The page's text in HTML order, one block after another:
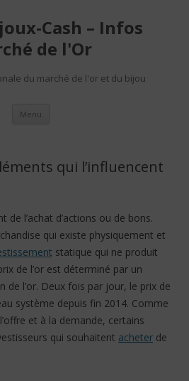
Cash – Infos
de l'Or
du marché de l'or et du bijou
Menu
qui l’influencent
de l’achat d’actions ou de bons.
qui existe physiquement et
statique qui ne produit
de l’or est déterminé par un
de l’or. Deux fois par jour, le prix de
système depuis fin 2014. Comme
et à la demande, certains
qui souhaitent acheter de